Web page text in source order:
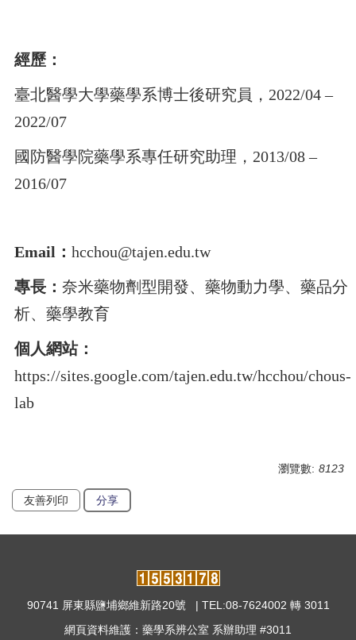
經歷：
臺北醫學大學藥學系博士後研究員，2022/04 –
2022/07
國防醫學院藥學系專任研究助理，2013/08 –
2016/07
Email： hcchou@tajen.edu.tw
專長： 奈米藥物劑型開發、藥物動力學、藥品分
析、藥學教育
個人網站：
https://sites.google.com/tajen.edu.tw/hcchou/chous-
lab
瀏覽數: 8123
友善列印 分享
90741 屏東縣鹽埔鄉維新路20號 | TEL:08-7624002 轉 3011
網頁資料維護：藥學系辨公室 系辦助理 #3011